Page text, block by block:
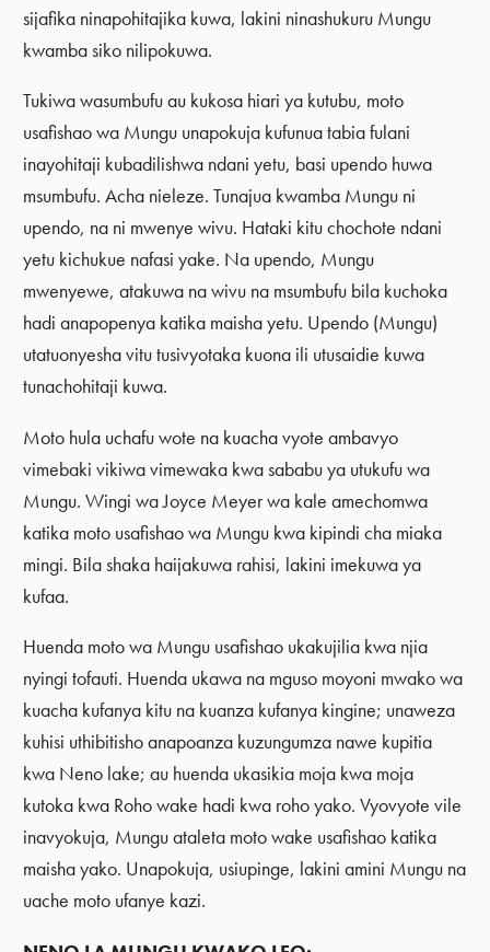
sijafika ninapohitajika kuwa, lakini ninashukuru Mungu
kwamba siko nilipokuwa.
Tukiwa wasumbufu au kukosa hiari ya kutubu, moto
usafishao wa Mungu unapokuja kufunua tabia fulani
inayohitaji kubadilishwa ndani yetu, basi upendo huwa
msumbufu. Acha nieleze. Tunajua kwamba Mungu ni
upendo, na ni mwenye wivu. Hataki kitu chochote ndani
yetu kichukue nafasi yake. Na upendo, Mungu
mwenyewe, atakuwa na wivu na msumbufu bila kuchoka
hadi anapopenya katika maisha yetu. Upendo (Mungu)
utatuonyesha vitu tusivyotaka kuona ili utusaidie kuwa
tunachohitaji kuwa.
Moto hula uchafu wote na kuacha vyote ambavyo
vimebaki vikiwa vimewaka kwa sababu ya utukufu wa
Mungu. Wingi wa Joyce Meyer wa kale amechomwa
katika moto usafishao wa Mungu kwa kipindi cha miaka
mingi. Bila shaka haijakuwa rahisi, lakini imekuwa ya
kufaa.
Huenda moto wa Mungu usafishao ukakujilia kwa njia
nyingi tofauti. Huenda ukawa na mguso moyoni mwako wa
kuacha kufanya kitu na kuanza kufanya kingine; unaweza
kuhisi uthibitisho anapoanza kuzungumza nawe kupitia
kwa Neno lake; au huenda ukasikia moja kwa moja
kutoka kwa Roho wake hadi kwa roho yako. Vyovyote vile
inavyokuja, Mungu ataleta moto wake usafishao katika
maisha yako. Unapokuja, usiupinge, lakini amini Mungu na
uache moto ufanye kazi.